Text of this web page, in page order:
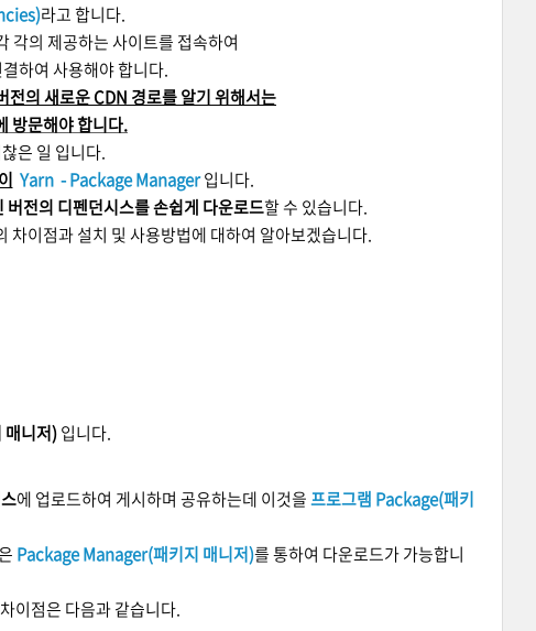
라고 합니다.
각의 제공하는 사이트를 접속하여
하여 사용해야 합니다.
전의 새로운 CDN 경로를 알기 위해서는
방문해야 합니다.
은 일 입니다.
Yarn - Package Manager입니다.
버전의 디펜던시스를 손쉽게 다운로드할 수 있습니다.
차이점과설치 및 사용방법에 대하여 알아보겠습니다.
니저)입니다.
에 업로드하여 게시하며 공유하는데 이것을프로그램 Package(패키
Package Manager(패키지 매니저)를통하여 다운로드가 가능합니
이점은 다음과 같습니다.